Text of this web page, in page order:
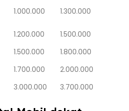
1.000.000 1.300.000
1.200.000
1.500.000
1.500.000
1.800.000
1.700.000
2.000.000
3.000.000 3.700.000